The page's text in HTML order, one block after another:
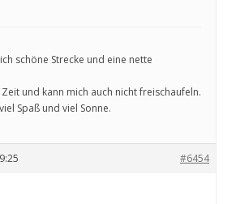
schöne Strecke und eine nette
und kann mich auch nicht freischaufeln.
Spaß und viel Sonne.
#6454